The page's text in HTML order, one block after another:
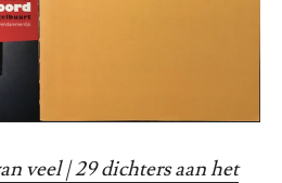
veel | 29 dichters aan het